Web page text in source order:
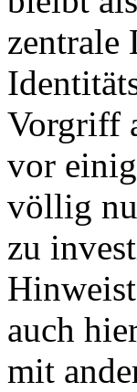
zentrale
Vorgriff
vor
völlig
zu
auch
mit